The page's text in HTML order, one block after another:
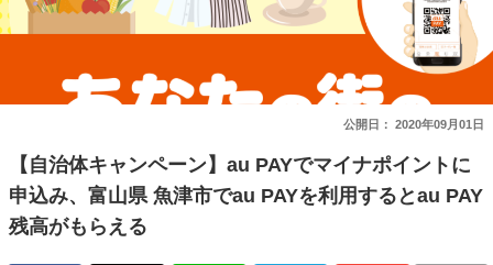
公開日： 2020年09月01日
【自治体キャンペーン】au PAYでマイナポイントに
申込み、富山県 魚津市でau PAYを利用するとau PAY
残高がもらえる